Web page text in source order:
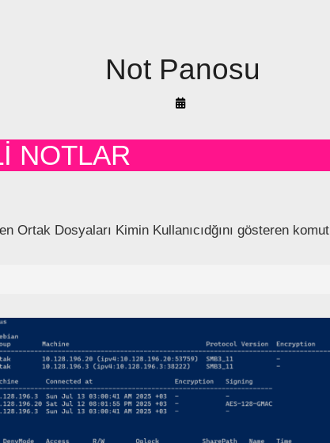
Not Panosu
By
Akyüz
NOTLAR
Ortak Dosyaları Kimin Kullanıcıdğını gösteren komut